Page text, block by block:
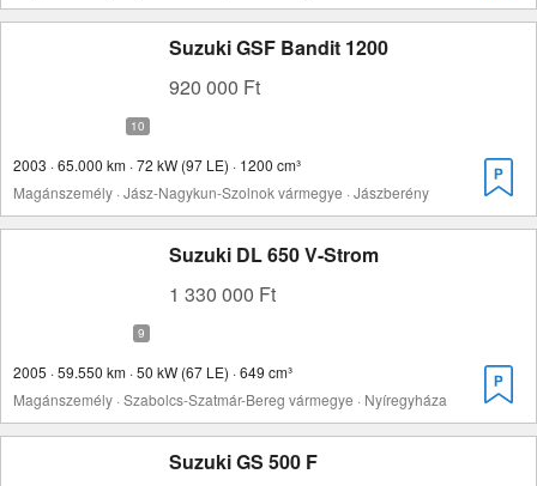
Suzuki GSF Bandit 1200
920 000 Ft
2003 · 65.000 km · 72 kW (97 LE) · 1200 cm³
Magánszemély · Jász-Nagykun-Szolnok vármegye · Jászberény
Suzuki DL 650 V-Strom
1 330 000 Ft
2005 · 59.550 km · 50 kW (67 LE) · 649 cm³
Magánszemély · Szabolcs-Szatmár-Bereg vármegye · Nyíregyháza
Suzuki GS 500 F